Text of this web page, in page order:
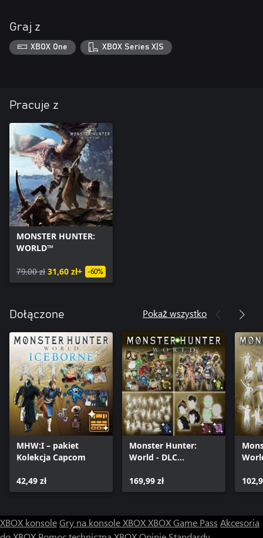
Graj z
XBOX One XBOX Series X|S
Pracuje z
MONSTER HUNTER:
WORLD™
79,00 zł 31,60 zł+ -60%
Dołączone Pokaż wszystko
MHW:I – pakiet
Kolekcja Capcom
42,49 zł
Monster Hunter:
World - DLC
169,99 zł
XBOX konsoleGry na konsole XBOXXBOX Game Pass Akcesoria